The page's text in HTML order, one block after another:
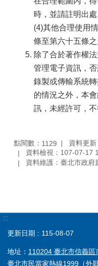
時，並請註明出處
(4)其他合理使用
條至第六十五條之
除了合於著作權
管理電子資訊，
錄製或傳輸系統
的情況之外，本
訊，未經許可，不
點閱數： 1129
資料更
資料檢視：107-07-17
資料維護：臺北市政府
:::
更新日期 115-08-07
地址： 110204 臺北市信義
臺北市民當家熱線1999 （外